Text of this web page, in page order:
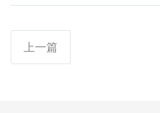
上一篇